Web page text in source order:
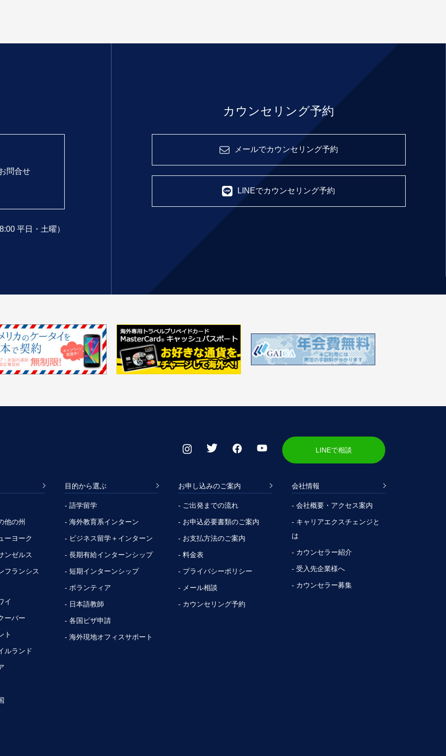
問合せ
平日・土曜）
カウンセリング予約
メールでカウンセリング予約
LINEでカウンセリング予約
LINEで相談
他の州
ーヨーク
ンゼルス
フランシス
イ
ーバー
ト
ルランド
目的から選ぶ
- 語学留学
- 海外教育系インターン
- ビジネス留学＋インターン
- 長期有給インターンシップ
- 短期インターンシップ
- ボランティア
- 日本語教師
- 各国ビザ申請
- 海外現地オフィスサポート
お申し込みのご案内
- ご出発までの流れ
- お申込必要書類のご案内
- お支払方法のご案内
- 料金表
- プライバシーポリシー
- メール相談
- カウンセリング予約
会社情報
- 会社概要・アクセス案内
- キャリアエクスチェンジと
は
- カウンセラー紹介
- 受入先企業様へ
- カウンセラー募集